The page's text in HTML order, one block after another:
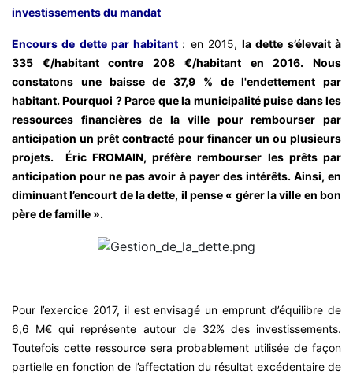
investissements du mandat
Encours de dette par habitant : en 2015,la dette s’élevait à
335 €/habitant contre 208 €/habitant en 2016. Nous
constatons une baisse de 37,9 % de l'endettement par
habitant. Pourquoi ? Parce que la municipalité puise dans les
ressources financières de la ville pour rembourser par
anticipation un prêt contracté pour financer un ou plusieurs
projets. Éric FROMAIN, préfère rembourser les prêts par
anticipation pour ne pas avoir à payer des intérêts. Ainsi, en
diminuant l’encourt de la dette, il pense « gérer la ville en bon
père de famille ».
Pour l’exercice 2017, il est envisagé un emprunt d’équilibre de
6,6 M€ qui représente autour de 32% des investissements.
Toutefois cette ressource sera probablement utilisée de façon
partielle en fonction de l’affectation du résultat excédentaire de